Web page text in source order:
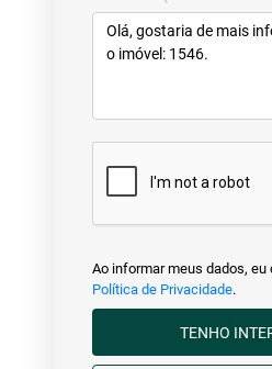
Ao informar meus dados, eu
Política de Privacidade.
TENHO